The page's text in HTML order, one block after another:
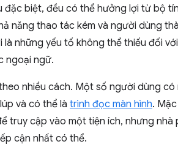
biệt, đều có thể hưởng lợi từ bộ
năng thao tác kém và người dùng
những yếu tố không thể thiếu đối
ngoại ngữ.
nhiều cách. Một số người dùng có
và có thể là trình đọc màn hình.
truy cập vào một tiện ích, nhưng
cận nhất có thể.